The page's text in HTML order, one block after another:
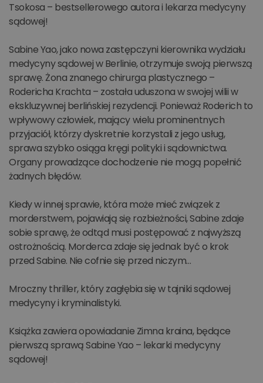
Tsokosa – bestsellerowego autora i lekarza medycyny
sądowej!
Sabine Yao, jako nowa zastępczyni kierownika wydziału
medycyny sądowej w Berlinie, otrzymuje swoją pierwszą
sprawę. Żona znanego chirurga plastycznego –
Rodericha Krachta – została uduszona w swojej wilii w
ekskluzywnej berlińskiej rezydencji. Ponieważ Roderich to
wpływowy człowiek, mający wielu prominentnych
przyjaciół, którzy dyskretnie korzystali z jego usług,
sprawa szybko osiąga kręgi polityki i sądownictwa.
Organy prowadzące dochodzenie nie mogą popełnić
żadnych błędów.
Kiedy w innej sprawie, która może mieć związek z
morderstwem, pojawiają się rozbieżności, Sabine zdaje
sobie sprawę, że odtąd musi postępować z najwyższą
ostrożnością. Morderca zdaje się jednak być o krok
przed Sabine. Nie cofnie się przed niczym…
Mroczny thriller, który zagłębia się w tajniki sądowej
medycyny i kryminalistyki.
Książka zawiera opowiadanie Zimna kraina, będące
pierwszą sprawą Sabine Yao – lekarki medycyny
sądowej!